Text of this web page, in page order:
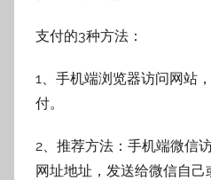
支付的3种方法：
1、手机端浏览器访问网站
付。
2、推荐方法：手机端微信
网址地址，发送给微信自